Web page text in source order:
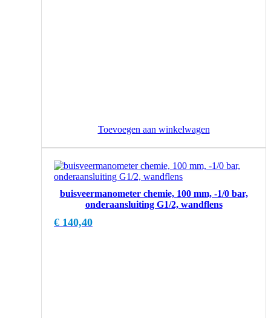
Toevoegen aan winkelwagen
buisveermanometer chemie, 100 mm, -1/0 bar,
onderaansluiting G1/2, wandflens
€ 140,40